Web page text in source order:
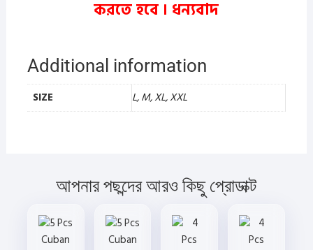
করতে হবে । ধন্যবাদ
Additional information
SIZE L, M, XL, XXL
আপনার পছন্দের আরও কিছু প্রোডাক্ট